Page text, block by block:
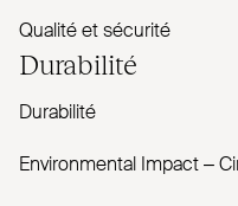
Qualité et sécurité
Durabilité
Durabilité
Envi­ronmental Impact –